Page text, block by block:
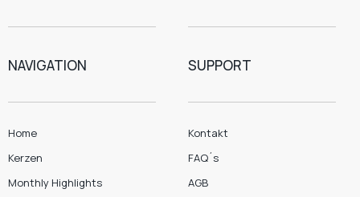
NAVIGATION
Home
Kerzen
Monthly Highlights
SUPPORT
Kontakt
FAQ´s
AGB